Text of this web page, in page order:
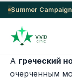
Summer Campaign
А греческий
очерченным